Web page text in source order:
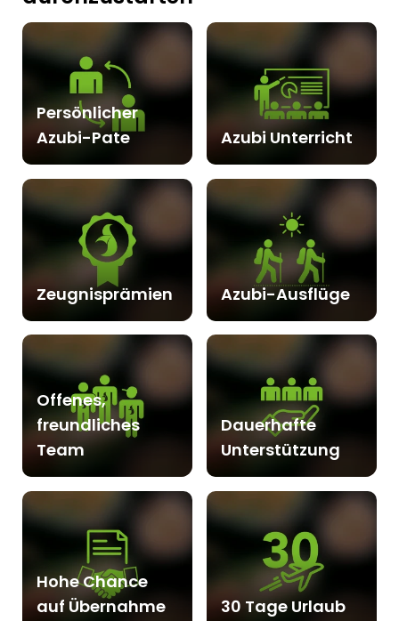
Persönlicher
Azubi-Pate
Azubi Unterricht
Zeugnisprämien Azubi-Ausflüge
Offenes,
freundliches
Team
Dauerhafte
Unterstützung
Hohe Chance
auf Übernahme
30 Tage Urlaub